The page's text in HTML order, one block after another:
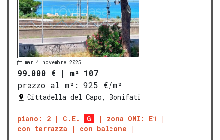
mar 4 novembre 2025
99.000 € | m² 107
prezzo al m²:
925 €/m²
Cittadella del Capo, Bonifati
piano: 2 C.E. G
zona OMI: E1
con terrazza
con balcone